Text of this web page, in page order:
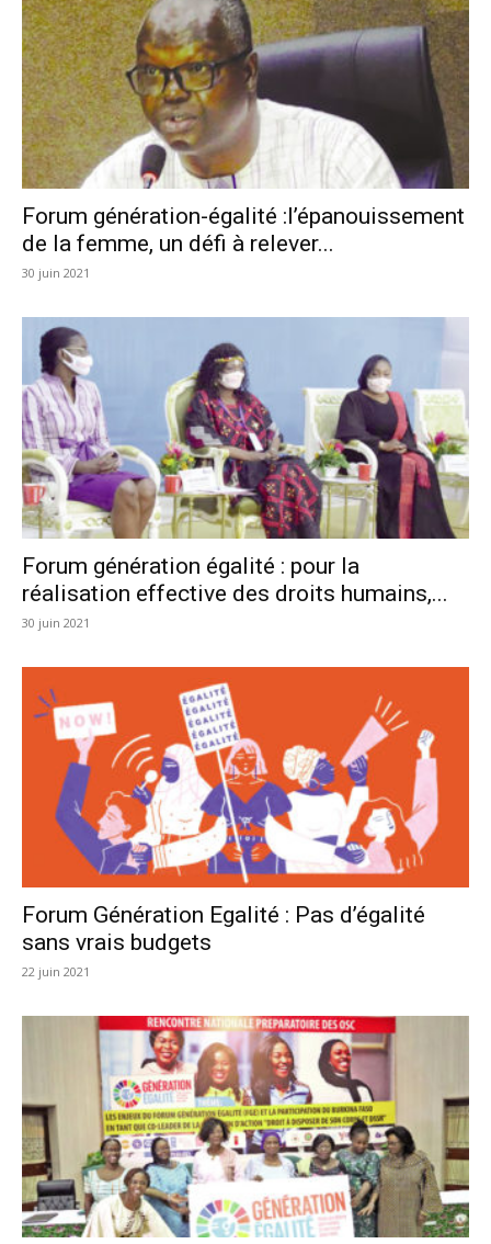
Forum génération-égalité :l’épanouissement
de la femme, un défi à relever...
30 juin 2021
Forum génération égalité : pour la
réalisation effective des droits humains,...
30 juin 2021
Forum Génération Egalité : Pas d’égalité
sans vrais budgets
22 juin 2021